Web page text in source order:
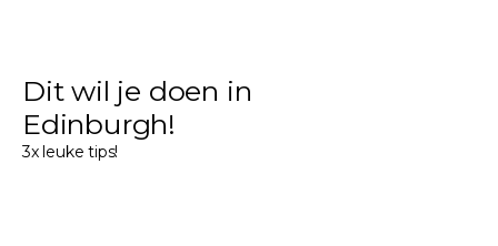
Dit wil je doen in
Edinburgh!
3x leuke tips!